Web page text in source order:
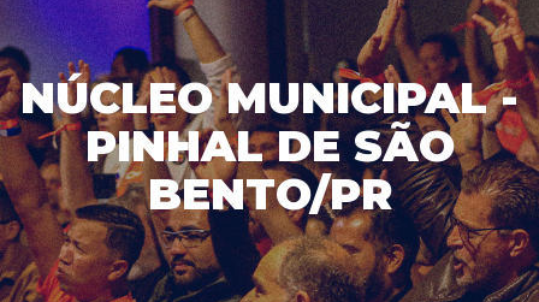
NÚCLEO MUNICIPAL -
PINHAL DE SÃO
BENTO/PR